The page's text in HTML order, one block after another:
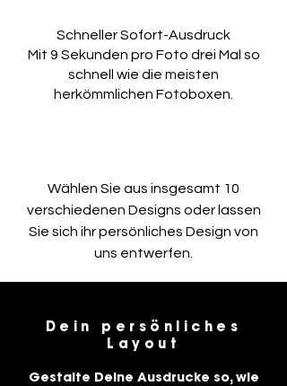
Schneller Sofort-Ausdruck
Mit 9 Sekunden pro Foto drei Mal so
schnell wie die meisten
herkömmlichen Fotoboxen.
Wählen Sie aus insgesamt 10
verschiedenen Designs oder lassen
Sie sich ihr persönliches Design von
uns entwerfen.
Dein persönliches
Layout
Gestalte Deine Ausdrucke so, wie